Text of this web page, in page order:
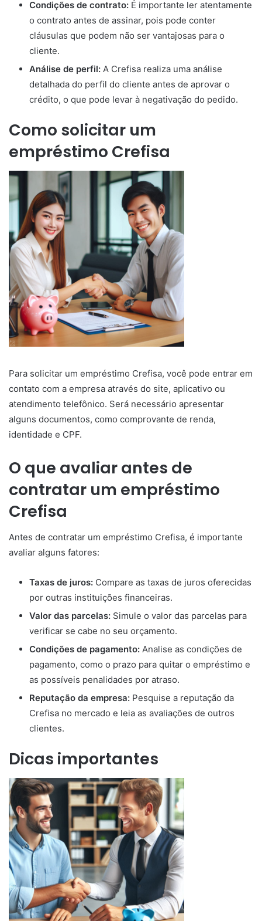
Condições de contrato: É importante ler atentamente
o contrato antes de assinar, pois pode conter
cláusulas que podem não ser vantajosas para o
cliente.
Análise de perfil: A Crefisa realiza uma análise
detalhada do perfil do cliente antes de aprovar o
crédito, o que pode levar à negativação do pedido.
Como solicitar um
empréstimo Crefisa
Para solicitar um empréstimo Crefisa, você pode entrar em
contato com a empresa através do site, aplicativo ou
atendimento telefônico. Será necessário apresentar
alguns documentos, como comprovante de renda,
identidade e CPF.
O que avaliar antes de
contratar um empréstimo
Crefisa
Antes de contratar um empréstimo Crefisa, é importante
avaliar alguns fatores:
Taxas de juros: Compare as taxas de juros oferecidas
por outras instituições financeiras.
Valor das parcelas: Simule o valor das parcelas para
verificar se cabe no seu orçamento.
Condições de pagamento: Analise as condições de
pagamento, como o prazo para quitar o empréstimo e
as possíveis penalidades por atraso.
Reputação da empresa: Pesquise a reputação da
Crefisa no mercado e leia as avaliações de outros
clientes.
Dicas importantes